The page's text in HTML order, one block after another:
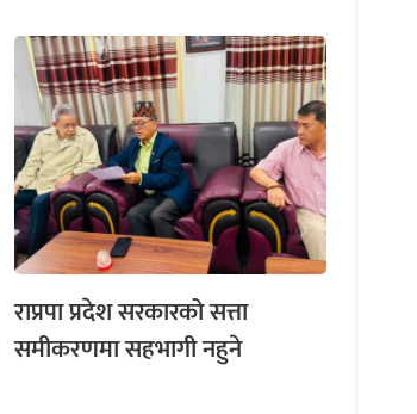
राप्रपा प्रदेश सरकारको सत्ता
समीकरणमा सहभागी नहुने